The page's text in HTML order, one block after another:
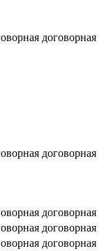
договорная
договорная
договорная
договорная
договорная